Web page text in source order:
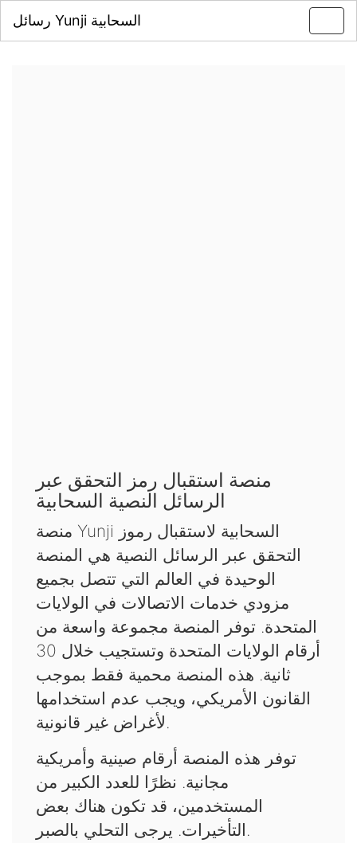
رسائل Yunji السحابية
منصة استقبال رمز التحقق عبر
الرسائل النصية السحابية
منصة Yunji السحابية لاستقبال رموز
التحقق عبر الرسائل النصية هي المنصة
الوحيدة في العالم التي تتصل بجميع
مزودي خدمات الاتصالات في الولايات
المتحدة. توفر المنصة مجموعة واسعة من
أرقام الولايات المتحدة وتستجيب خلال 30
ثانية. هذه المنصة محمية فقط بموجب
القانون الأمريكي، ويجب عدم استخدامها
لأغراض غير قانونية.
توفر هذه المنصة أرقام صينية وأمريكية
مجانية. نظرًا للعدد الكبير من
المستخدمين، قد تكون هناك بعض
التأخيرات. يرجى التحلي بالصبر.